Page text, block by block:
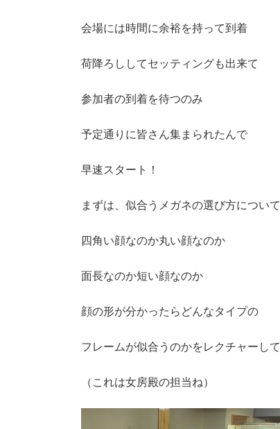
会場には時間に余裕を持って到着
荷降ろししてセッティングも出来て
参加者の到着を待つのみ
予定通りに皆さん集まられたんで
早速スタート！
まずは、似合うメガネの選び方について
四角い顔なのか丸い顔なのか
面長なのか短い顔なのか
顔の形が分かったらどんなタイプの
フレームが似合うのかをレクチャーして
（これは女房殿の担当ね）